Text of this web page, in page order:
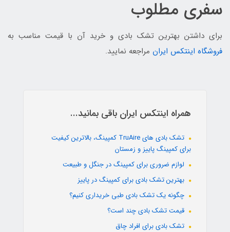
سفری مطلوب
برای داشتن بهترین تشک بادی و خرید آن با قیمت مناسب به
فروشگاه اینتکس ایران مراجعه نمایید.
همراه اینتکس ایران باقی بمانید...
تشک بادی های TruAire کمپینگ، بالاترین کیفیت
برای کمپینگ پاییز و زمستان
لوازم ضروری برای کمپینگ در جنگل و طبیعت
بهترین تشک بادی برای کمپینگ در پاییز
چگونه یک تشک بادی طبی خریداری کنیم؟
قیمت تشک بادی چند است؟
تشک بادی برای افراد چاق